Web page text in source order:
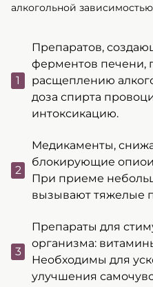
алкогольной
Препаратов,
ферментов печени,
расщеплению
доза спирта
интоксикацию.
Медикаменты,
блокирующие
При приеме
вызывают тяжелые
Препараты для
организма:
Необходимы для
улучшения